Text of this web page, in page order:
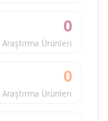
0
Araştırma Ürünleri
0
Araştırma Ürünleri